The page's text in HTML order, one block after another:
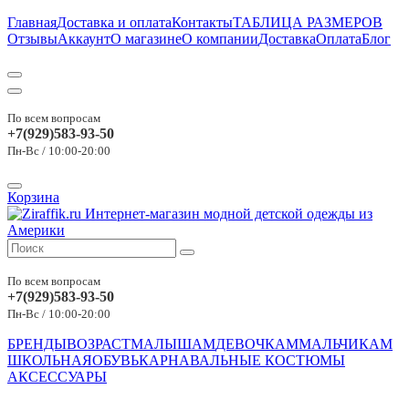
ГлавнаяДоставка и оплатаКонтактыТАБЛИЦА РАЗМЕРОВ
ОтзывыАккаунтО магазинеО компанииДоставкаОплатаБлог
По всем вопросам
+7(929)583-93-50
Пн-Вс / 10:00-20:00
Корзина
По всем вопросам
+7(929)583-93-50
Пн-Вс / 10:00-20:00
БРЕНДЫВОЗРАСТМАЛЫШАМДЕВОЧКАММАЛЬЧИКАМ
ШКОЛЬНАЯОБУВЬКАРНАВАЛЬНЫЕ КОСТЮМЫ
АКСЕССУАРЫ